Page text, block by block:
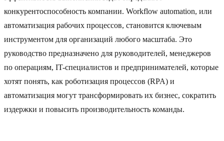
конкурентоспособность компании. Workflow automation, или
автоматизация рабочих процессов, становится ключевым
инструментом для организаций любого масштаба. Это
руководство предназначено для руководителей, менеджеров
по операциям, IT-специалистов и предпринимателей, которые
хотят понять, как роботизация процессов (RPA) и
автоматизация могут трансформировать их бизнес, сократить
издержки и повысить производительность команды.